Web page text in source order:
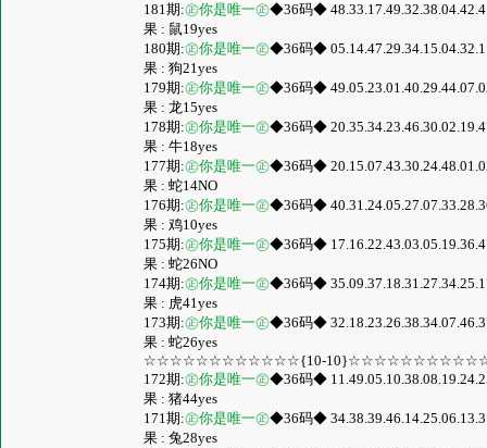
181期:㊣你是唯一㊣◆36码◆
果 : 鼠19yes
180期:㊣你是唯一㊣◆36码◆
果 : 狗21yes
179期:㊣你是唯一㊣◆36码◆
果 : 龙15yes
178期:㊣你是唯一㊣◆36码◆
果 : 牛18yes
177期:㊣你是唯一㊣◆36码◆
果 : 蛇14NO
176期:㊣你是唯一㊣◆36码◆
果 : 鸡10yes
175期:㊣你是唯一㊣◆36码◆
果 : 蛇26NO
174期:㊣你是唯一㊣◆36码◆
果 : 虎41yes
173期:㊣你是唯一㊣◆36码◆
果 : 蛇26yes
☆☆☆☆☆☆☆☆☆☆☆☆{10-
172期:㊣你是唯一㊣◆36码◆
果 : 猪44yes
171期:㊣你是唯一㊣◆36码◆
果 : 兔28yes